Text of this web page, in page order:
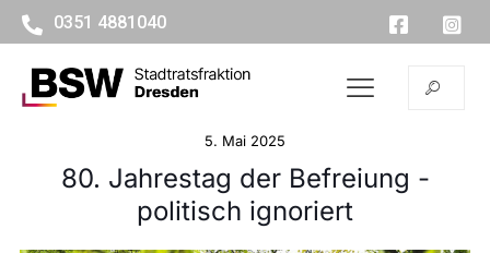
0351 4881040
5. Mai 2025
80. Jahrestag der Befreiung -
politisch ignoriert